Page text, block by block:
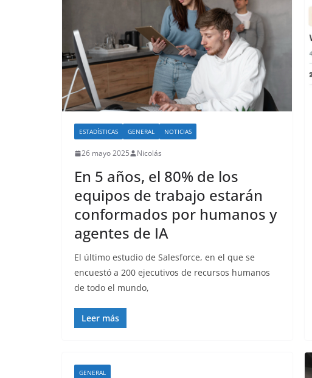
ESTADÍSTICAS GENERAL NOTICIAS
26 mayo 2025 Nicolás
En 5 años, el 80% de los
equipos de trabajo estarán
conformados por humanos y
agentes de IA
El último estudio de Salesforce, en el que se
encuestó a 200 ejecutivos de recursos humanos
de todo el mundo,
Leer más
GENERAL